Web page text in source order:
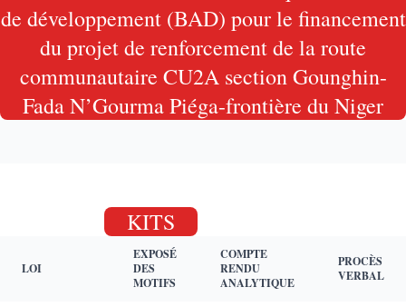
de développement (BAD) pour le financement
du projet de renforcement de la route
communautaire CU2A section Gounghin-
Fada N’Gourma Piéga-frontière du Niger
KITS
LOI
EXPOSÉ
DES
MOTIFS
COMPTE
RENDU
ANALYTIQUE
PROCÈS
VERBAL